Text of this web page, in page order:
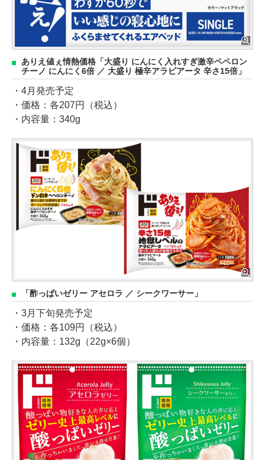
ありえ値ぇ情熱価格「大盛り にんにく入れすぎ激辛ペペロン
チーノ にんにく6倍 ／ 大盛り 極辛アラビアータ 辛さ15倍」
・4月発売予定
・価格：各207円（税込）
・内容量：340g
「酢っぱいゼリー アセロラ ／ シークワーサー」
・3月下旬発売予定
・価格：各109円（税込）
・内容量：132g（22g×6個）